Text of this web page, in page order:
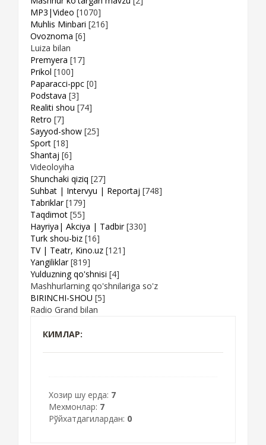
MP3|Video [1070]
Muhlis Minbari [216]
Ovoznoma [6]
Luiza bilan
Premyera [17]
Prikol [100]
Paparacci-ppc [0]
Podstava [3]
Realiti shou [74]
Retro [7]
Sayyod-show [25]
Sport [18]
Shantaj [6]
Videoloyiha
Shunchaki qiziq [27]
Suhbat | Intervyu | Reportaj [748]
Tabriklar [179]
Taqdimot [55]
Hayriya| Akciya | Tadbir [330]
Turk shou-biz [16]
TV | Teatr, Kino.uz [121]
Yangiliklar [819]
Yulduzning qo'shnisi [4]
Mashhurlarning qo'shnilariga so'z
BIRINCHI-SHOU [5]
Radio Grand bilan
КИМЛАР:
Хозир шу ерда: 7
Мехмонлар: 7
Рўйхатдагилардан: 0